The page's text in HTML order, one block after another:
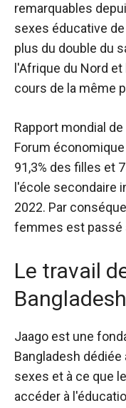
remarquables
sexes éducative
plus du double du
l'Afrique du Nord
cours de la même
Rapport mondial
Forum économique
91,3% des filles et
l'école secondaire
2022. Par
femmes est passé
Le travail
Bangladesh
Jaago est une
Bangladesh
sexes et à ce que
accéder à